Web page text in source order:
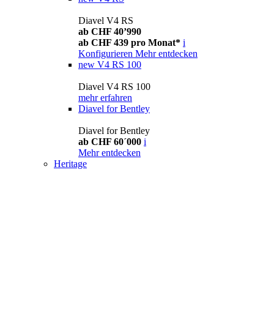
Diavel V4 RS
ab CHF 40’990
ab CHF 439 pro Monat* i
Konfigurieren Mehr entdecken
new V4 RS 100
Diavel V4 RS 100
mehr erfahren
Diavel for Bentley
Diavel for Bentley
ab CHF 60´000 i
Mehr entdecken
Heritage